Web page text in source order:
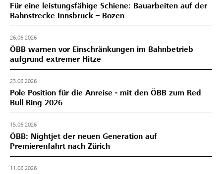
Für eine leistungsfähige Schiene: Bauarbeiten auf der
Bahnstrecke Innsbruck – Bozen
26.06.2026
ÖBB warnen vor Einschränkungen im Bahnbetrieb
aufgrund extremer Hitze
23.06.2026
Pole Position für die Anreise - mit den ÖBB zum Red
Bull Ring 2026
15.06.2026
ÖBB: Nightjet der neuen Generation auf
Premierenfahrt nach Zürich
11.06.2026